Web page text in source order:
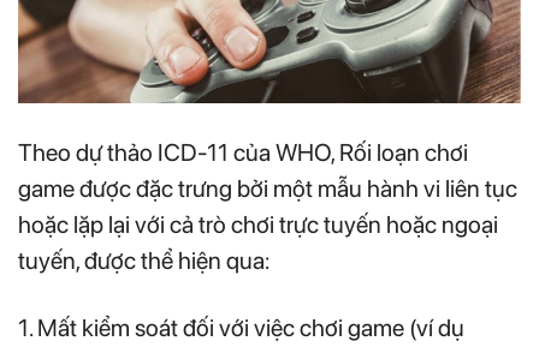
Theo dự thảo ICD-11 của WHO, Rối loạn chơi
game được đặc trưng bởi một mẫu hành vi liên tục
hoặc lặp lại với cả trò chơi trực tuyến hoặc ngoại
tuyến, được thể hiện qua:
1. Mất kiểm soát đối với việc chơi game (ví dụ